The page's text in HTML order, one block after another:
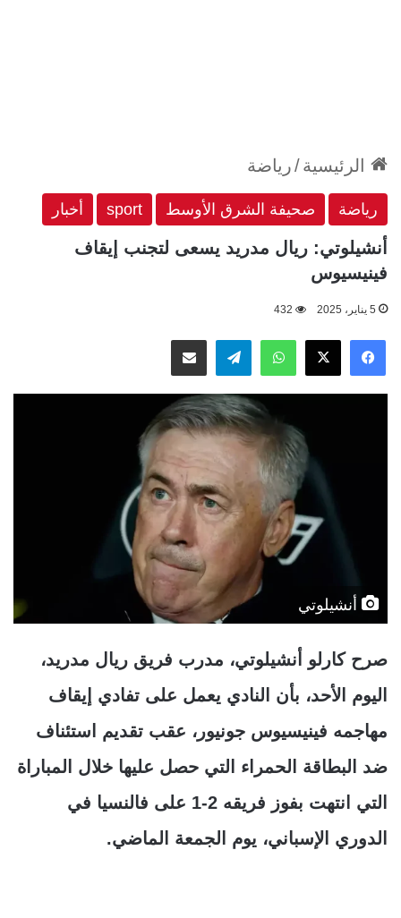
الرئيسية/رياضة
رياضة صحيفة الشرق الأوسط sport أخبار
أنشيلوتي: ريال مدريد يسعى لتجنب إيقاف
فينيسيوس
5 يناير، 2025 432
فيسبوك
‫X واتسابتيلقراممشاركة عبر البريد
أنشيلوتي
صرح كارلو أنشيلوتي، مدرب فريق ريال مدريد،
اليوم الأحد، بأن النادي يعمل على تفادي إيقاف
مهاجمه فينيسيوس جونيور، عقب تقديم استئناف
ضد البطاقة الحمراء التي حصل عليها خلال المباراة
التي انتهت بفوز فريقه 2-1 على فالنسيا في
الدوري الإسباني، يوم الجمعة الماضي.